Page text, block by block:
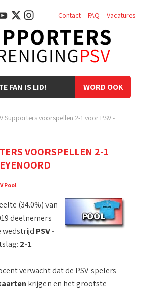
WORD OOK
FAN IS LID!
Contact FAQ Vacatures
Supporters voorspellen 2-1 voor PSV -
VOORSPELLEN 2-1
Pool
(34.0%) van
deelnemers
wedstrijd PSV -
2-1.
verwacht dat de PSV-spelers
krijgen en het grootste